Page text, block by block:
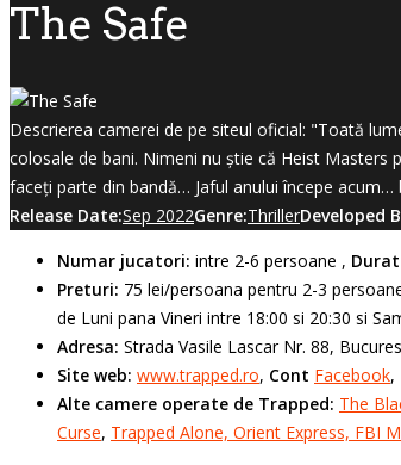
The Safe
Descrierea camerei de pe siteul oficial: "Toată
colosale de bani. Nimeni nu știe că Heist Masters
faceți parte din bandă… Jaful anului începe acum…
Release Date:Sep 2022Genre:ThrillerDeveloped
Numar jucatori: intre 2-6 persoane ,
Preturi: 75 lei/persoana pentru 2-3
de Luni pana Vineri intre 18:00 si 20:30 si
Adresa: Strada Vasile Lascar Nr. 88,
Site web: www.trapped.ro, Cont Facebook,
Alte camere operate de Trapped: The
Curse, Trapped Alone, Orient Express, FBI